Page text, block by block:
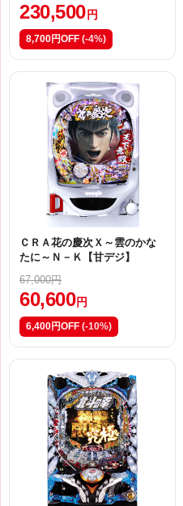
230,500 円
8,700円OFF (-4%)
ＣＲＡ花の慶次Ｘ～雲のかな
たに～Ｎ－Ｋ【甘デジ】
67,000円
60,600 円
6,400円OFF (-10%)